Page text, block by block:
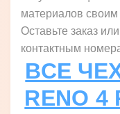
материалов
Оставьте заказ
контактным
ВСЕ
RENO